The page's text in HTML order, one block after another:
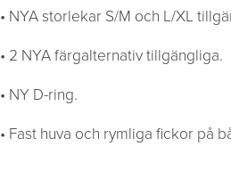
• NYA storlekar S/M och L/XL
• 2 NYA färgalternativ tillgängliga.
• NY D-ring.
• Fast huva och rymliga fickor på